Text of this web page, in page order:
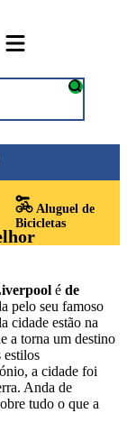
Aluguel de
Bicicletas
é de
pelo seu famoso
cidade estão na
a torna um destino
estilos
a cidade foi
Anda de
tudo o que a